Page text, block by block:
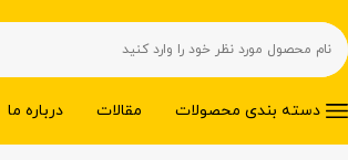
دسته بندی محصولات مقالات درباره ما